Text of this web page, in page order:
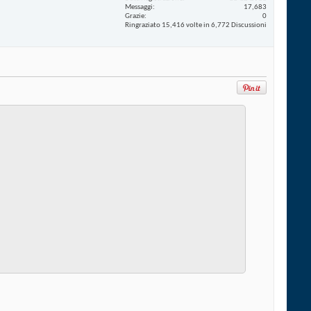
Messaggi
17,683
Grazie
0
Ringraziato 15,416 volte in 6,772 Discussioni